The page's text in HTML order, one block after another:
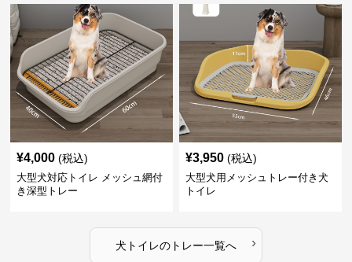
¥4,000 (税込)
大型犬対応トイレ メッシュ網付
き深型トレー
¥3,950 (税込)
大型犬用メッシュトレー付き犬
トイレ
犬トイレのトレー一覧へ ›